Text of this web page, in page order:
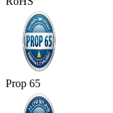
Prop 65